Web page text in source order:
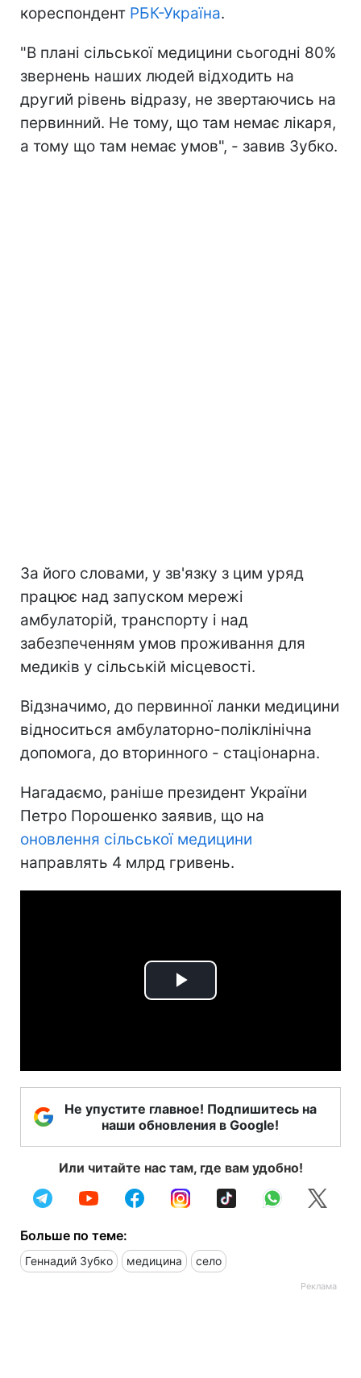
кореспондент РБК-Україна.
"В плані сільської медицини сьогодні 80%
звернень наших людей відходить на
другий рівень відразу, не звертаючись на
первинний. Не тому, що там немає лікаря,
а тому що там немає умов", - завив Зубко.
За його словами, у зв'язку з цим уряд
працює над запуском мережі
амбулаторій, транспорту і над
забезпеченням умов проживання для
медиків у сільській місцевості.
Відзначимо, до первинної ланки медицини
відноситься амбулаторно-поліклінічна
допомога, до вторинного - стаціонарна.
Нагадаємо, раніше президент України
Петро Порошенко заявив, що на
оновлення сільської медицини
направлять 4 млрд гривень.
Play
Не упустите главное! Подпишитесь на
наши обновления в Google!
Или читайте нас там, где вам удобно!
Больше по теме:
Геннадий Зубко медицина село